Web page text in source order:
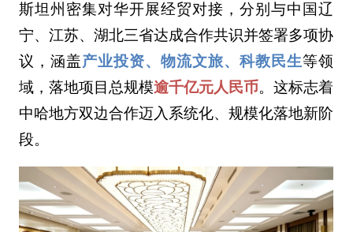
斯坦州密集对华开展经贸对接，分别与中国辽
宁、江苏、湖北三省达成合作共识并签署多项协
议，涵盖产业投资、物流文旅、科教民生等领
域，落地项目总规模逾千亿元人民币。这标志着
中哈地方双边合作迈入系统化、规模化落地新阶
段。